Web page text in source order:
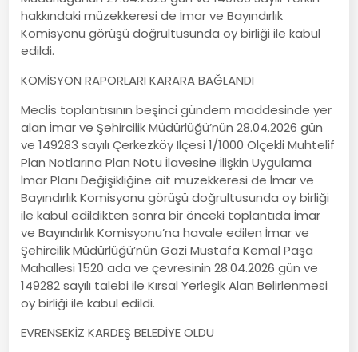
hakkındaki müzekkeresi de İmar ve Bayındırlık
Komisyonu görüşü doğrultusunda oy birliği ile kabul
edildi.
KOMİSYON RAPORLARI KARARA BAĞLANDI
Meclis toplantısının beşinci gündem maddesinde yer
alan İmar ve Şehircilik Müdürlüğü’nün 28.04.2026 gün
ve 149283 sayılı Çerkezköy İlçesi 1/1000 Ölçekli Muhtelif
Plan Notlarına Plan Notu İlavesine İlişkin Uygulama
İmar Planı Değişikliğine ait müzekkeresi de İmar ve
Bayındırlık Komisyonu görüşü doğrultusunda oy birliği
ile kabul edildikten sonra bir önceki toplantıda İmar
ve Bayındırlık Komisyonu’na havale edilen İmar ve
Şehircilik Müdürlüğü’nün Gazi Mustafa Kemal Paşa
Mahallesi 1520 ada ve çevresinin 28.04.2026 gün ve
149282 sayılı talebi ile Kırsal Yerleşik Alan Belirlenmesi
oy birliği ile kabul edildi.
EVRENSEKİZ KARDEŞ BELEDİYE OLDU